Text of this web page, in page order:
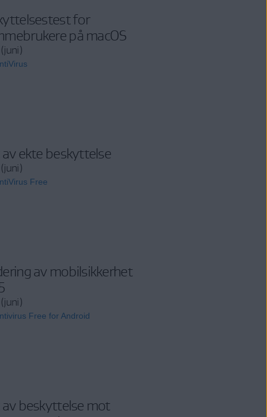
for
på macOS
av ekte beskyttelse
Free
av mobilsikkerhet
Free for Android
av beskyttelse mot